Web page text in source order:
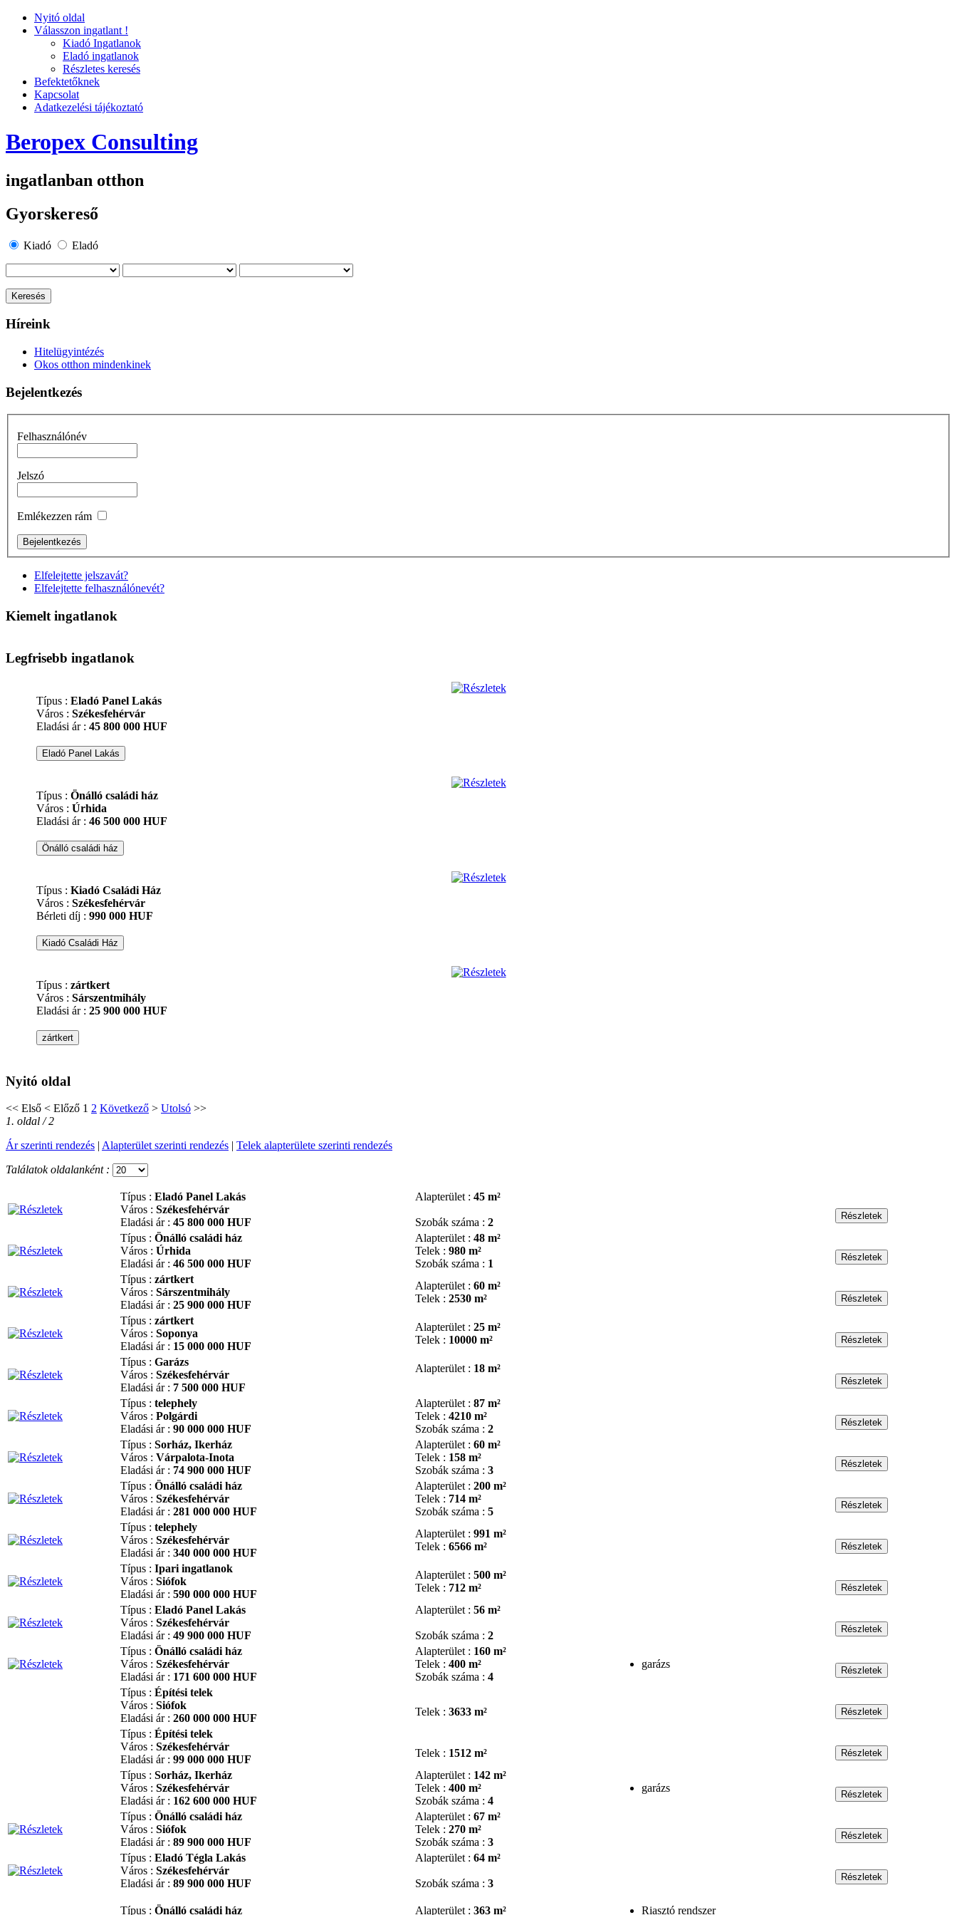
Nyitó oldal
Válasszon ingatlant !
Kiadó Ingatlanok
Eladó ingatlanok
Részletes keresés
Befektetőknek
Kapcsolat
Adatkezelési tájékoztató
Beropex Consulting
ingatlanban otthon
Gyorskereső
Kiadó Eladó
Híreink
Hitelügyintézés
Okos otthon mindenkinek
Bejelentkezés
Felhasználónév
Jelszó
Emlékezzen rám
Elfelejtette jelszavát?
Elfelejtette felhasználónevét?
Kiemelt ingatlanok
Legfrisebb ingatlanok
Típus : Eladó Panel Lakás
Város : Székesfehérvár
Eladási ár : 45 800 000 HUF
Típus : Önálló családi ház
Város : Úrhida
Eladási ár : 46 500 000 HUF
Típus : Kiadó Családi Ház
Város : Székesfehérvár
Bérleti díj : 990 000 HUF
Típus : zártkert
Város : Sárszentmihály
Eladási ár : 25 900 000 HUF
Nyitó oldal
<< Első < Előző 1 2 Következő > Utolsó >>
1. oldal / 2
Ár szerinti rendezés Alapterület szerinti rendezés
Telek alapterülete szerinti rendezés
Találatok oldalanként :
Típus : Eladó Panel Lakás
Város : Székesfehérvár
Eladási ár : 45 800 000 HUF
Alapterület : 45 m²
Szobák száma : 2
Típus : Önálló családi ház
Város : Úrhida
Eladási ár : 46 500 000 HUF
Alapterület : 48 m²
Telek : 980 m²
Szobák száma : 1
Típus : zártkert
Város : Sárszentmihály
Eladási ár : 25 900 000 HUF
Alapterület : 60 m²
Telek : 2530 m²
Típus : zártkert
Város : Soponya
Eladási ár : 15 000 000 HUF
Alapterület : 25 m²
Telek : 10000 m²
Típus : Garázs
Város : Székesfehérvár
Eladási ár : 7 500 000 HUF
Alapterület : 18 m²
Típus : telephely
Város : Polgárdi
Eladási ár : 90 000 000 HUF
Alapterület : 87 m²
Telek : 4210 m²
Szobák száma : 2
Típus : Sorház, Ikerház
Város : Várpalota-Inota
Eladási ár : 74 900 000 HUF
Alapterület : 60 m²
Telek : 158 m²
Szobák száma : 3
Típus : Önálló családi ház
Város : Székesfehérvár
Eladási ár : 281 000 000 HUF
Alapterület : 200 m²
Telek : 714 m²
Szobák száma : 5
Típus : telephely
Város : Székesfehérvár
Eladási ár : 340 000 000 HUF
Alapterület : 991 m²
Telek : 6566 m²
Típus : Ipari ingatlanok
Város : Siófok
Eladási ár : 590 000 000 HUF
Alapterület : 500 m²
Telek : 712 m²
Típus : Eladó Panel Lakás
Város : Székesfehérvár
Eladási ár : 49 900 000 HUF
Alapterület : 56 m²
Szobák száma : 2
Típus : Önálló családi ház
Város : Székesfehérvár
Eladási ár : 171 600 000 HUF
Alapterület : 160 m²
Telek : 400 m²
Szobák száma : 4
garázs
Típus : Építési telek
Város : Siófok
Eladási ár : 260 000 000 HUF
Telek : 3633 m²
Típus : Építési telek
Város : Székesfehérvár
Eladási ár : 99 000 000 HUF
Telek : 1512 m²
Típus : Sorház, Ikerház
Város : Székesfehérvár
Eladási ár : 162 600 000 HUF
Alapterület : 142 m²
Telek : 400 m²
Szobák száma : 4
garázs
Típus : Önálló családi ház
Város : Siófok
Eladási ár : 89 900 000 HUF
Alapterület : 67 m²
Telek : 270 m²
Szobák száma : 3
Típus : Eladó Tégla Lakás
Város : Székesfehérvár
Eladási ár : 89 900 000 HUF
Alapterület : 64 m²
Szobák száma : 3
Típus : Önálló családi ház Alapterület : 363 m² Riasztó rendszer